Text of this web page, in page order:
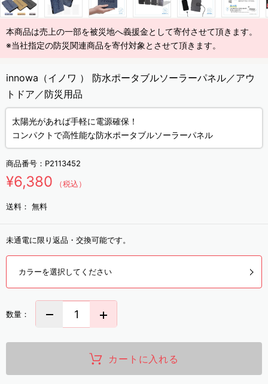
本商品は売上の一部を被災地へ義援金として寄付させて頂きます。
※当社指定の防災関連商品を寄付対象とさせて頂きます。
innowa（イノワ ） 防水ポータブルソーラーパネル／アウ
トドア／防災用品
太陽光があれば手軽に電源確保！
コンパクトで高性能な防水ポータブルソーラーパネル
商品番号： P2113452
¥6,380 （税込）
送料： 無料
未通電に限り返品・交換可能です。
カラーを選択してください
数量：
カートに入れる